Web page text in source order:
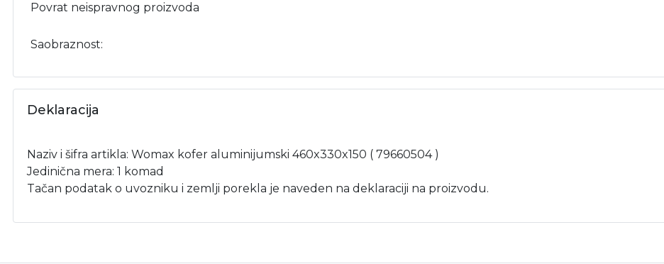
Povrat neispravnog proizvoda
Saobraznost:
Deklaracija
Naziv i šifra artikla: Womax kofer aluminijumski 460x330x150 ( 79660504 )
Jedinična mera: 1 komad
Tačan podatak o uvozniku i zemlji porekla je naveden na deklaraciji na proizvodu.